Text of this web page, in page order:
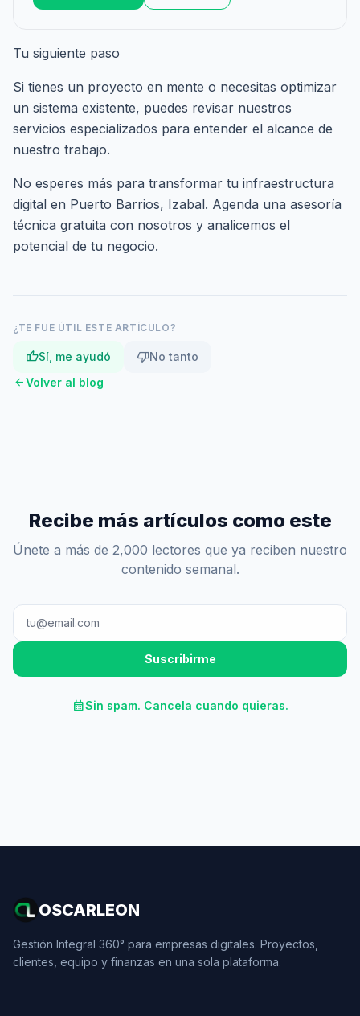
Tu siguiente paso
Si tienes un proyecto en mente o necesitas optimizar
un sistema existente, puedes revisar nuestros
servicios especializados para entender el alcance de
nuestro trabajo.
No esperes más para transformar tu infraestructura
digital en Puerto Barrios, Izabal. Agenda una asesoría
técnica gratuita con nosotros y analicemos el
potencial de tu negocio.
¿TE FUE ÚTIL ESTE ARTÍCULO?
thumb_upSí, me ayudó thumb_downNo tanto
arrow_backVolver al blog
Recibe más artículos como este
Únete a más de 2,000 lectores que ya reciben nuestro
contenido semanal.
Suscribirme
calendar_monthSin spam. Cancela cuando quieras.
OSCARLEON
Gestión Integral 360° para empresas digitales. Proyectos,
clientes, equipo y finanzas en una sola plataforma.